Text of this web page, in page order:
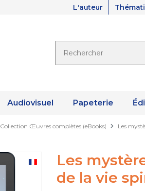
L'auteur
Audiovisuel Papeterie
Collection Œuvres complètes (eBooks) Les
Les
de la vie